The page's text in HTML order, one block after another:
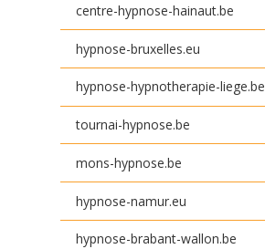
centre-hypnose-hainaut.be
hypnose-bruxelles.eu
hypnose-hypnotherapie-liege.be
tournai-hypnose.be
mons-hypnose.be
hypnose-namur.eu
hypnose-brabant-wallon.be